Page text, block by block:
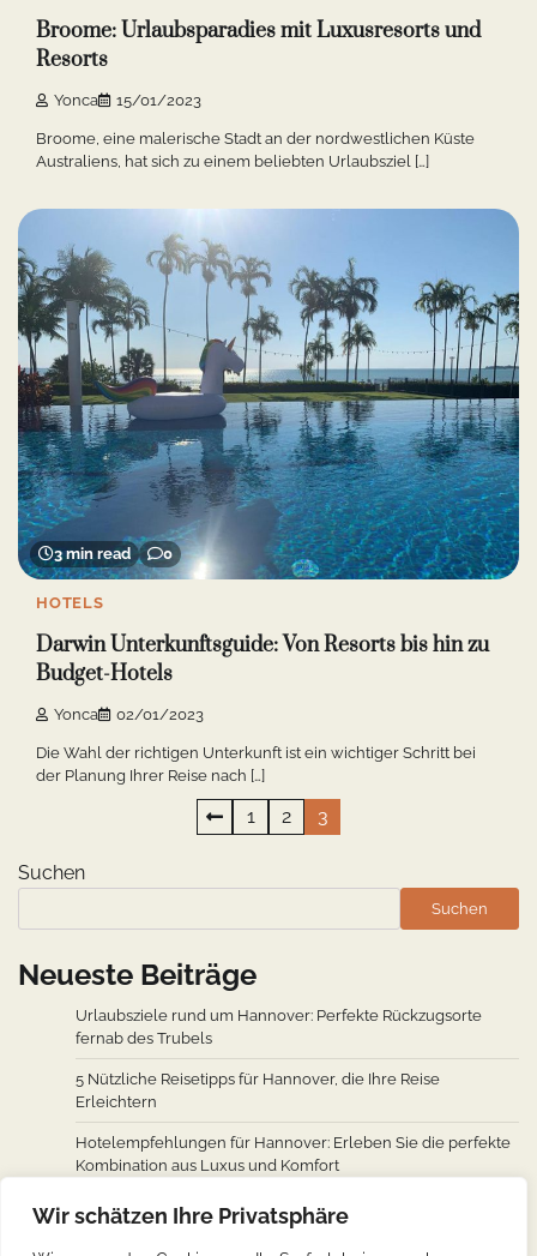
Wir schätzen Ihre Privatsphäre
Broome: Urlaubsparadies mit Luxusresorts und
Resorts
Yonca 15/01/2023
Broome, eine malerische Stadt an der nordwestlichen Küste
Australiens, hat sich zu einem beliebten Urlaubsziel […]
3 min read 0
HOTELS
Darwin Unterkunftsguide: Von Resorts bis hin zu
Budget-Hotels
Yonca 02/01/2023
Die Wahl der richtigen Unterkunft ist ein wichtiger Schritt bei
der Planung Ihrer Reise nach […]
Seitennummerierung
der
1 2 3
Suchen
Suchen
Neueste Beiträge
Urlaubsziele rund um Hannover: Perfekte Rückzugsorte
fernab des Trubels
5 Nützliche Reisetipps für Hannover, die Ihre Reise
Erleichtern
Hotelempfehlungen für Hannover: Erleben Sie die perfekte
Kombination aus Luxus und Komfort
Wie man von den wichtigsten Städten weltweit nach
Hannover fliegt: Ein Überblick über Flugverbindungen